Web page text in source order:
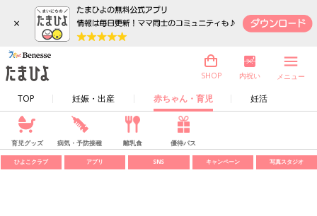
×
TOP 妊娠・出産 赤ちゃん・育児 妊活
SHOP 内祝い メニュー
育児グッズ 病気・予防接種 離乳食 優待パス
ひよこクラブ アプリ SNS キャンペーン 写真スタジオ